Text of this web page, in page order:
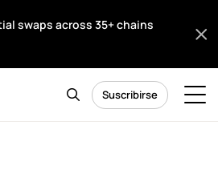
swaps across 35+ chains
Suscribirse